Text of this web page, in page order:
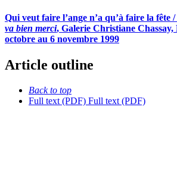
Qui veut faire l’ange n’a qu’à faire la fête
va bien merci, Galerie Christiane
octobre au 6 novembre 1999
Article outline
Back to top
Full text (PDF) Full text (PDF)